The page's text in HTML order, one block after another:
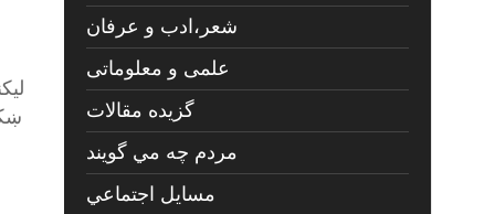
شعر،ادب و عرفان
علمی و معلوماتی
گزیده مقالات
مردم چه مي گويند
مسايل اجتماعي